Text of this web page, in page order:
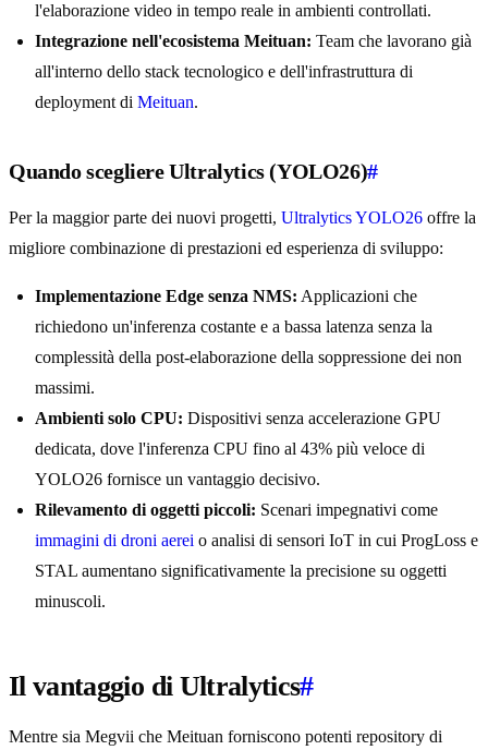
l'elaborazione video in tempo reale in ambienti controllati.
Integrazione nell'ecosistema Meituan: Team che lavorano già
all'interno dello stack tecnologico e dell'infrastruttura di
deployment di Meituan.
Quando scegliere Ultralytics (YOLO26)#
Per la maggior parte dei nuovi progetti, Ultralytics YOLO26 offre la
migliore combinazione di prestazioni ed esperienza di sviluppo:
Implementazione Edge senza NMS: Applicazioni che
richiedono un'inferenza costante e a bassa latenza senza la
complessità della post-elaborazione della soppressione dei non
massimi.
Ambienti solo CPU: Dispositivi senza accelerazione GPU
dedicata, dove l'inferenza CPU fino al 43% più veloce di
YOLO26 fornisce un vantaggio decisivo.
Rilevamento di oggetti piccoli: Scenari impegnativi come
immagini di droni aerei o analisi di sensori IoT in cui ProgLoss e
STAL aumentano significativamente la precisione su oggetti
minuscoli.
Il vantaggio di Ultralytics#
Mentre sia Megvii che Meituan forniscono potenti repository di